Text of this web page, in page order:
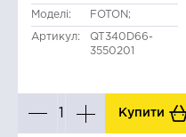
Моделі: FOTON;
Артикул:
QT340D66-
3550201
Купити